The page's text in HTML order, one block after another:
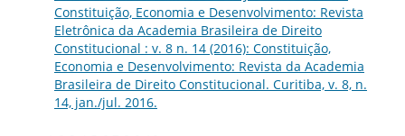
Constituição, Economia e Desenvolvimento: Revista
Eletrônica da Academia Brasileira de Direito
Constitucional : v. 8 n. 14 (2016): Constituição,
Economia e Desenvolvimento: Revista da Academia
Brasileira de Direito Constitucional. Curitiba, v. 8, n.
14, jan./jul. 2016.